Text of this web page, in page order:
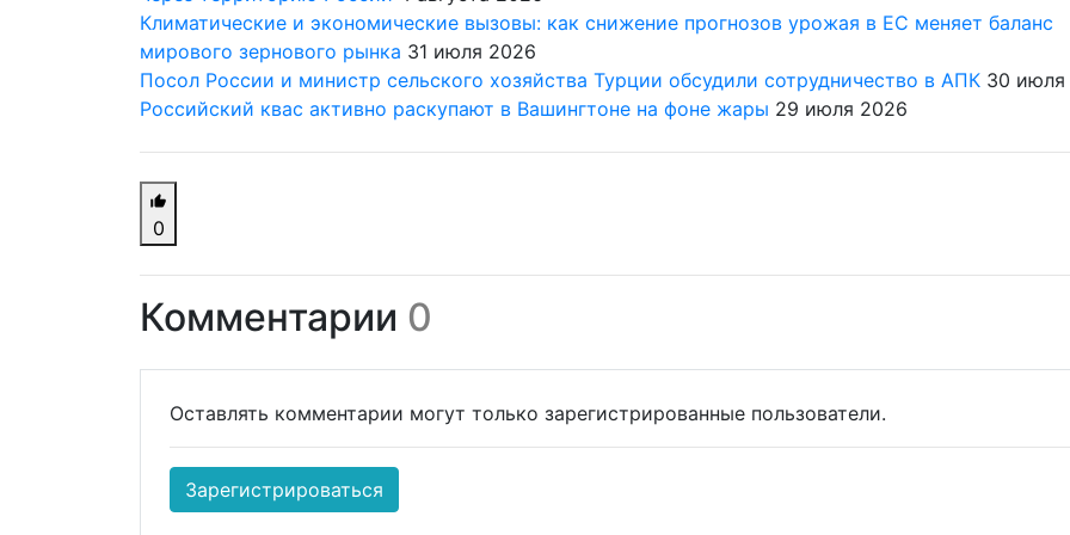
Климатические и экономические вызовы: как снижение прогнозов урожая в ЕС меняет баланс
мирового зернового рынка 31 июля 2026
Посол России и министр сельского хозяйства Турции обсудили сотрудничество в АПК 30
Российский квас активно раскупают в Вашингтоне на фоне жары 29 июля 2026
0
Комментарии 0
Оставлять комментарии могут только зарегистрированные пользователи.
Зарегистрироваться